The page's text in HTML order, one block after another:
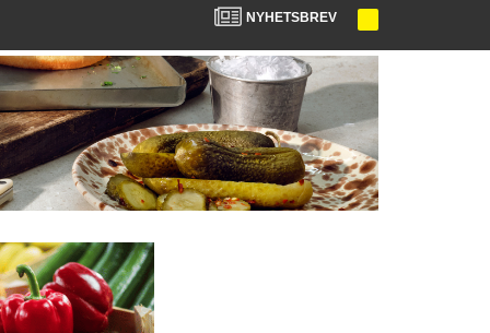
NYHETSBREV